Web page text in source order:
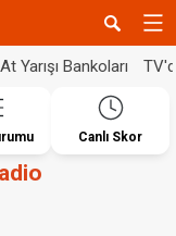
At Yarışı Bankoları
Canlı Skor